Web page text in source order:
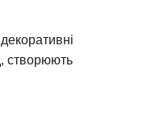
створюють